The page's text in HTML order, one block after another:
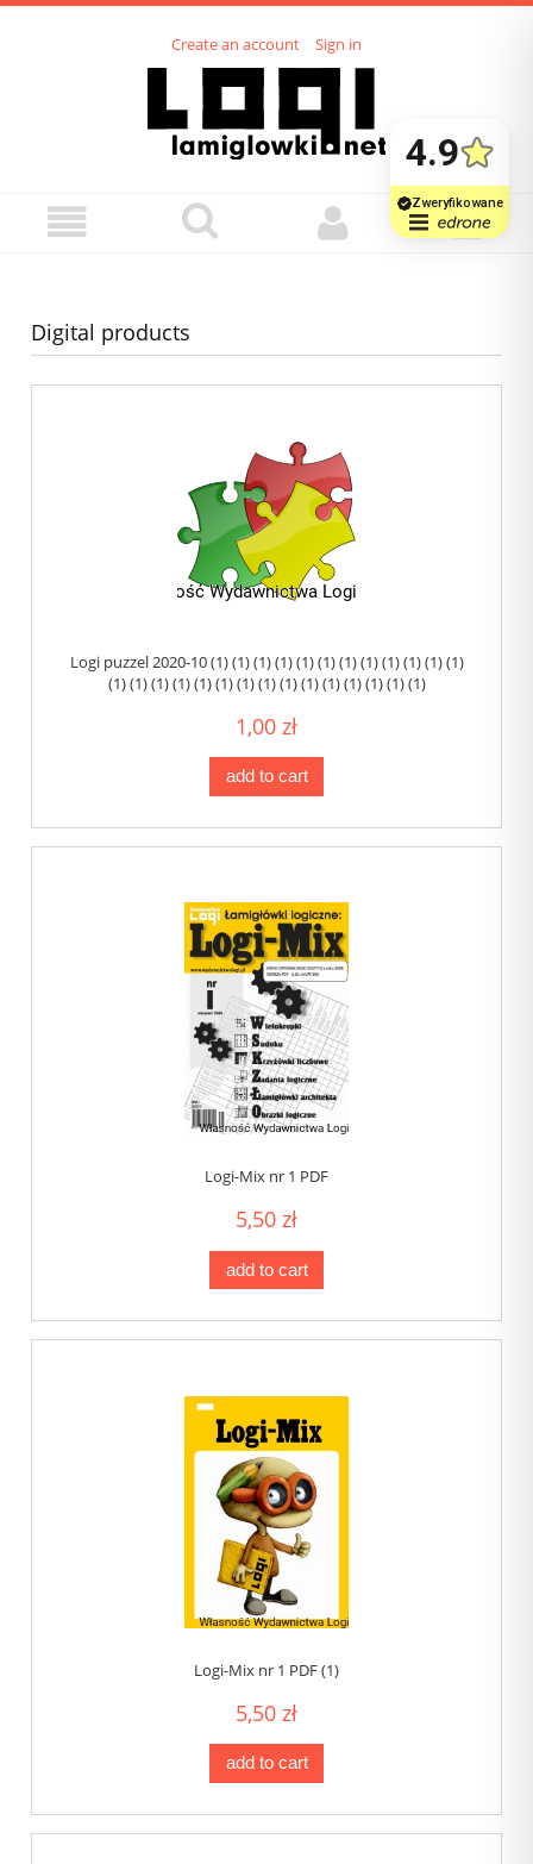
Create an account Sign in
Digital products
Logi puzzel 2020-10 (1) (1) (1) (1) (1) (1) (1) (1) (1) (1) (1) (1)
(1) (1) (1) (1) (1) (1) (1) (1) (1) (1) (1) (1) (1) (1) (1)
1,00 zł
add to cart
Logi-Mix nr 1 PDF
5,50 zł
add to cart
Logi-Mix nr 1 PDF (1)
5,50 zł
add to cart